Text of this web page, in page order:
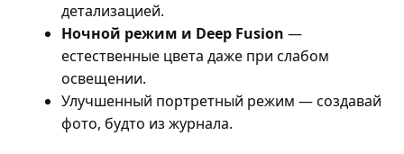
детализацией.
Ночной режим и Deep Fusion —
естественные цвета даже при слабом
освещении.
Улучшенный портретный режим — создавай
фото, будто из журнала.